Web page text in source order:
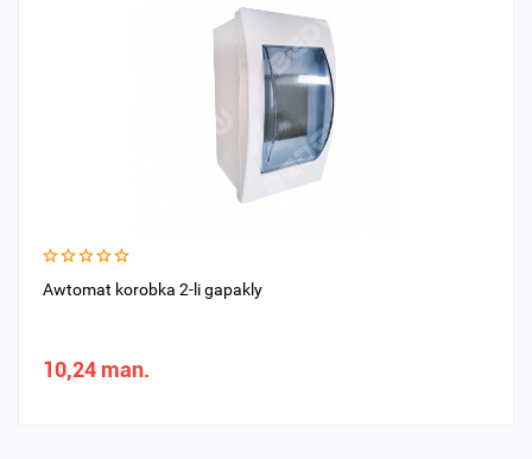
Awtomat korobka 2-li gapakly
10,24 man.